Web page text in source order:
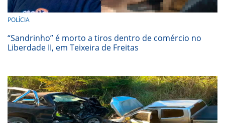
POLÍCIA
“Sandrinho” é morto a tiros dentro de comércio no
Liberdade II, em Teixeira de Freitas